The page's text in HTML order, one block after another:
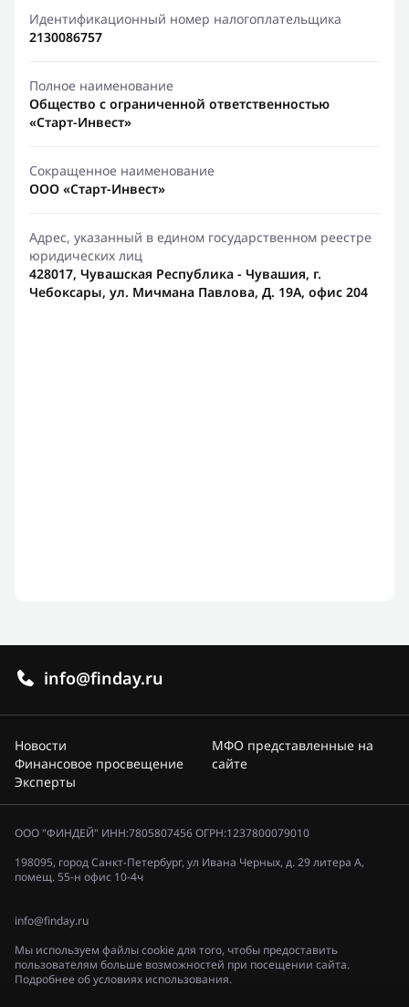
Идентификационный номер налогоплательщика
2130086757
Полное наименование
Общество с ограниченной ответственностью
«Старт-Инвест»
Сокращенное наименование
ООО «Старт-Инвест»
Адрес, указанный в едином государственном реестре
юридических лиц
428017, Чувашская Республика - Чувашия, г.
Чебоксары, ул. Мичмана Павлова, Д. 19А, офис 204
info@finday.ru
Новости
Финансовое просвещение
Эксперты
МФО представленные на
сайте
ООО "ФИНДЕЙ" ИНН:7805807456 ОГРН:1237800079010
198095, город Санкт-Петербург, ул Ивана Черных, д. 29 литера А,
помещ. 55-н офис 10-4ч
info@finday.ru
Мы используем файлы cookie для того, чтобы предоставить
пользователям больше возможностей при посещении сайта.
Подробнее об условиях использования.